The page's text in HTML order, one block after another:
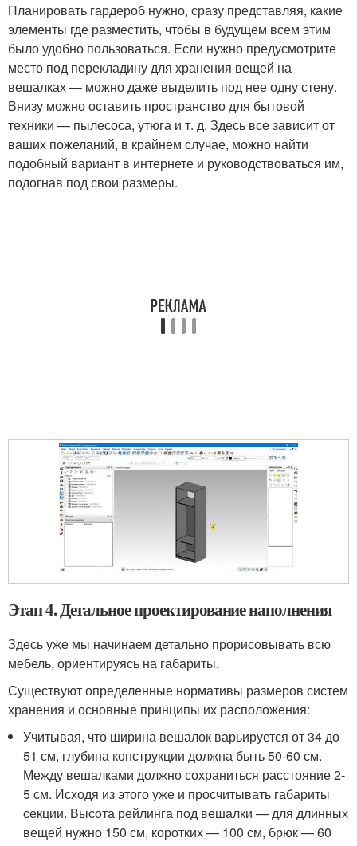
Планировать гардероб нужно, сразу представляя, какие
элементы где разместить, чтобы в будущем всем этим
было удобно пользоваться. Если нужно предусмотрите
место под перекладину для хранения вещей на
вешалках — можно даже выделить под нее одну стену.
Внизу можно оставить пространство для бытовой
техники — пылесоса, утюга и т. д. Здесь все зависит от
ваших пожеланий, в крайнем случае, можно найти
подобный вариант в интернете и руководствоваться им,
подогнав под свои размеры.
Этап 4. Детальное проектирование наполнения
Здесь уже мы начинаем детально прорисовывать всю
мебель, ориентируясь на габариты.
Существуют определенные нормативы размеров систем
хранения и основные принципы их расположения:
Учитывая, что ширина вешалок варьируется от 34 до
51 см, глубина конструкции должна быть 50-60 см.
Между вешалками должно сохраниться расстояние 2-
5 см. Исходя из этого уже и просчитывать габариты
секции. Высота рейлинга под вешалки — для длинных
вещей нужно 150 см, коротких — 100 см, брюк — 60